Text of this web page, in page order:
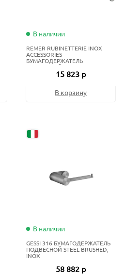
В наличии
REMER RUBINETTERIE INOX
ACCESSORIES
БУМАГОДЕРЖАТЕЛЬ
ПОДВЕСНОЙ INOX
(НЕРЖАВЕЮЩАЯ СТАЛЬ)
15 823 р
В корзину
В наличии
GESSI 316 БУМАГОДЕРЖАТЕЛЬ
ПОДВЕСНОЙ STEEL BRUSHED,
INOX
58 882 р